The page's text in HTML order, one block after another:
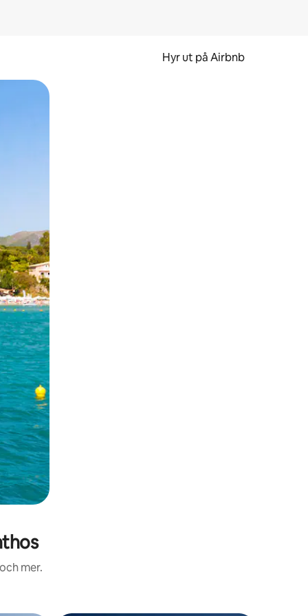
Hyr ut på Airbnb
mer.